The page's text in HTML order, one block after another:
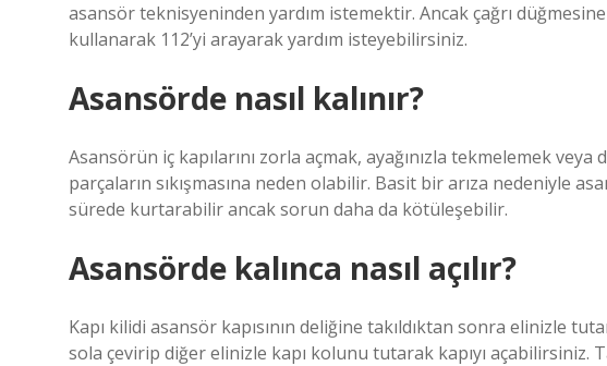
asansör teknisyeninden yardım istemektir. Ancak çağrı
kullanarak 112’yi arayarak yardım isteyebilirsiniz.
Asansörde nasıl kalınır?
Asansörün iç kapılarını zorla açmak, ayağınızla tekmelemek
parçaların sıkışmasına neden olabilir. Basit bir arıza nedeniyle
sürede kurtarabilir ancak sorun daha da kötüleşebilir.
Asansörde kalınca nasıl açılır?
Kapı kilidi asansör kapısının deliğine takıldıktan sonra elinizle
sola çevirip diğer elinizle kapı kolunu tutarak kapıyı açabilirsiniz.